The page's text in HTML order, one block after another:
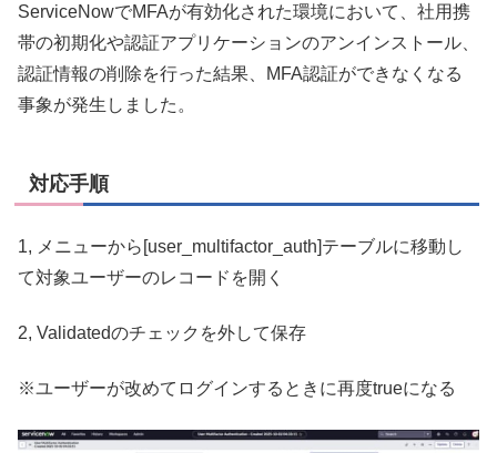
ServiceNowでMFAが有効化された環境において、社用携
帯の初期化や認証アプリケーションのアンインストール、
認証情報の削除を行った結果、MFA認証ができなくなる
事象が発生しました。
対応手順
1, メニューから[user_multifactor_auth]テーブルに移動し
て対象ユーザーのレコードを開く
2, Validatedのチェックを外して保存
※ユーザーが改めてログインするときに再度trueになる